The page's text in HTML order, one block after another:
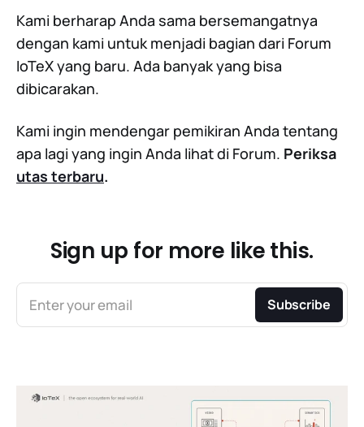
Kami berharap Anda sama bersemangatnya
dengan kami untuk menjadi bagian dari Forum
IoTeX yang baru. Ada banyak yang bisa
dibicarakan.
Kami ingin mendengar pemikiran Anda tentang
apa lagi yang ingin Anda lihat di Forum. Periksa
utas terbaru.
Sign up for more like this.
Enter your email Subscribe